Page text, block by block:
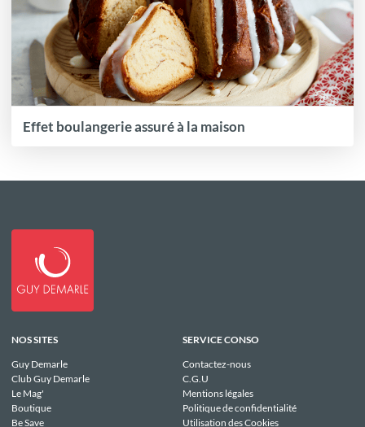
Effet boulangerie assuré à la maison
NOS SITES
Guy Demarle
Club Guy Demarle
Le Mag'
Boutique
Be Save
SERVICE CONSO
Contactez-nous
C.G.U
Mentions légales
Politique de confidentialité
Utilisation des Cookies